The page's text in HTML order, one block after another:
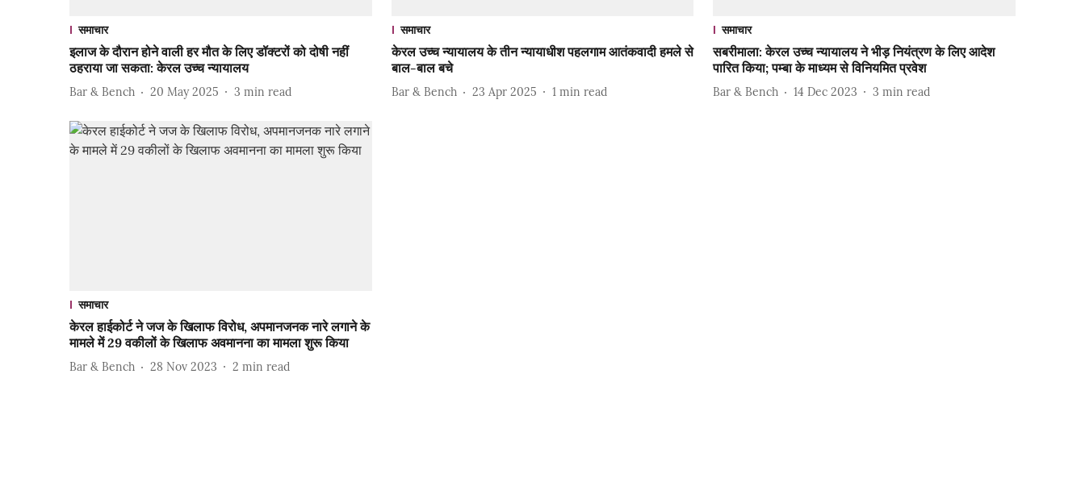
समाचार
इलाज के दौरान होने वाली हर मौत के लिए डॉक्टरों को दोषी नहीं
ठहराया जा सकता: केरल उच्च न्यायालय
Bar & Bench 20 May 2025 3 min read
समाचार
केरल उच्च न्यायालय के तीन न्यायाधीश पहलगाम आतंकवादी हमले से
बाल-बाल बचे
Bar & Bench 23 Apr 2025 1 min read
समाचार
सबरीमाला: केरल उच्च न्यायालय ने भीड़ नियंत्रण के लिए आदेश
पारित किया; पम्बा के माध्यम से विनियमित प्रवेश
Bar & Bench 14 Dec 2023 3 min read
समाचार
केरल हाईकोर्ट ने जज के खिलाफ विरोध, अपमानजनक नारे लगाने के
मामले में 29 वकीलों के खिलाफ अवमानना का मामला शुरू किया
Bar & Bench 28 Nov 2023 2 min read